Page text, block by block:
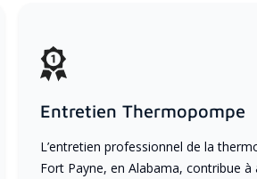
Entretien Thermopompe
L’entretien professionnel de la
Fort Payne, en Alabama, contribue à